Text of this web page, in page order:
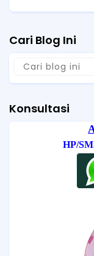
Cari Blog Ini
Konsultasi
HP/